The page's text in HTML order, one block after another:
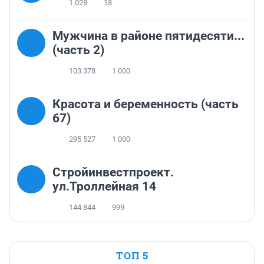
1 028 18
Мужчина в районе пятидесяти...
(часть 2)
103 378 1 000
Красота и беременность (часть
67)
295 527 1 000
Стройинвестпроект.
ул.Троллейная 14
144 844 999
ТОП 5